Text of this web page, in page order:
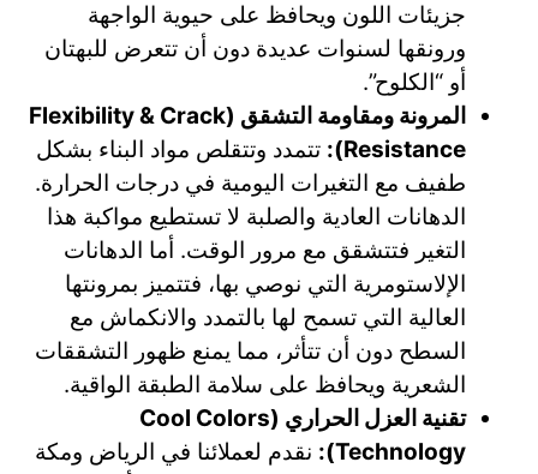
جزيئات اللون ويحافظ على حيوية الواجهة
ورونقها لسنوات عديدة دون أن تتعرض للبهتان
أو “الكلوح”.
المرونة ومقاومة التشقق (Flexibility & Crack
Resistance):
تتمدد وتتقلص مواد البناء بشكل
طفيف مع التغيرات اليومية في درجات الحرارة.
الدهانات العادية والصلبة لا تستطيع مواكبة هذا
التغير فتتشقق مع مرور الوقت. أما الدهانات
الإلاستومرية التي نوصي بها، فتتميز بمرونتها
العالية التي تسمح لها بالتمدد والانكماش مع
السطح دون أن تتأثر، مما يمنع ظهور التشققات
الشعرية ويحافظ على سلامة الطبقة الواقية.
تقنية العزل الحراري (Cool Colors
Technology):
نقدم لعملائنا في الرياض ومكة